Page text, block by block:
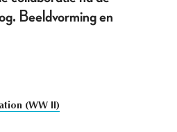
Beeldvorming en
(WW II)